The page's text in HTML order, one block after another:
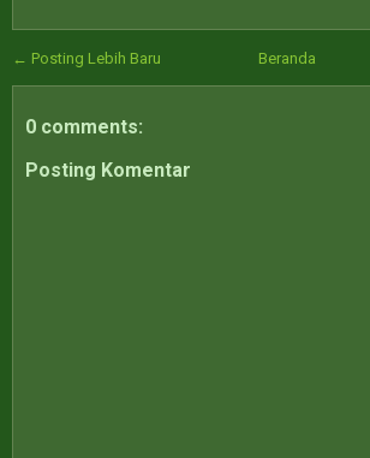
← Posting Lebih Baru Beranda
0 comments:
Posting Komentar